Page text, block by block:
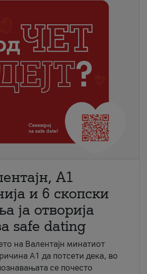
A1
и 6 скопски
ја отворија
safe dating
на Валентајн минатиот
А1 да потсети дека, во
се почесто